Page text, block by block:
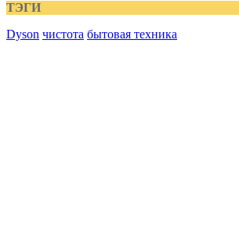
ТЭГИ
Dyson чистота бытовая техника